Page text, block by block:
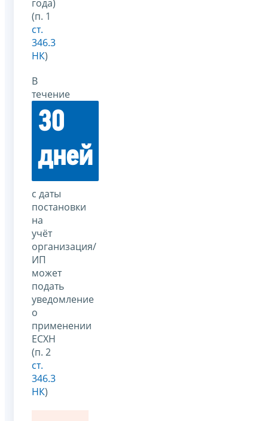
года)
(п. 1
ст.
346.3
НК)
В
течение
30
дней
с даты
постановки
на
учёт
организация/
ИП
может
подать
уведомление
о
применении
ЕСХН
(п. 2
ст.
346.3
НК)